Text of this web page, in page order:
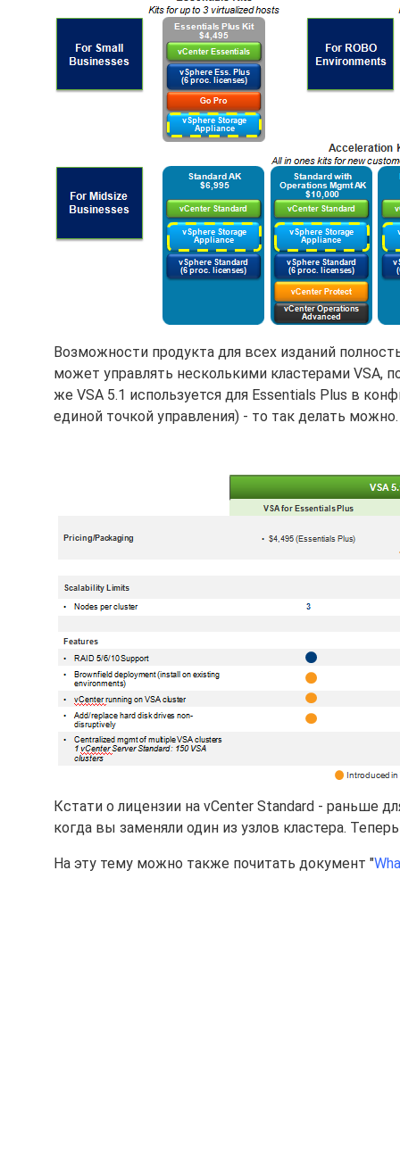
Возможности продукта для всех изданий
может управлять несколькими кластерами VSA,
же VSA 5.1 используется для Essentials Plus в
единой точкой управления) - то так делать можно.
Кстати о лицензии на vCenter Standard - раньше
когда вы заменяли один из узлов кластера.
На эту тему можно также почитать документ "